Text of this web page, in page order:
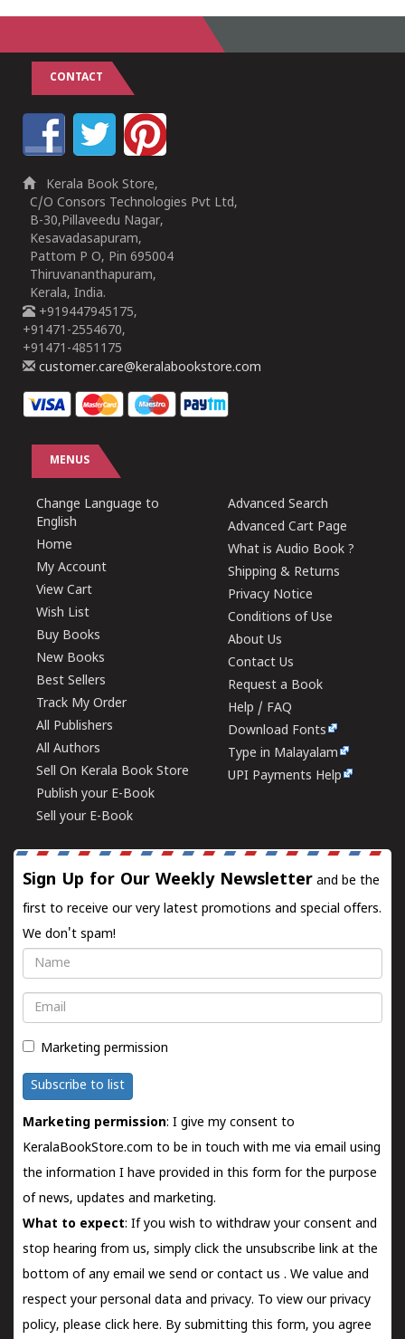
CONTACT
Kerala Book Store,
C/O Consors Technologies Pvt Ltd,
B-30,Pillaveedu Nagar,
Kesavadasapuram,
Pattom P O, Pin 695004
Thiruvananthapuram,
Kerala, India.
+919447945175,
+91471-2554670,
+91471-4851175
customer.care@keralabookstore.com
MENUS
Change Language to
English
Home
My Account
View Cart
Wish List
Buy Books
New Books
Best Sellers
Track My Order
All Publishers
All Authors
Sell On Kerala Book Store
Publish your E-Book
Sell your E-Book
Advanced Search
Advanced Cart Page
What is Audio Book ?
Shipping & Returns
Privacy Notice
Conditions of Use
About Us
Contact Us
Request a Book
Help / FAQ
Download Fonts
Type in Malayalam
UPI Payments Help
Sign Up for Our Weekly Newsletter and be the
first to receive our very latest promotions and special offers.
We don't spam!
Name
Email
Marketing permission
Subscribe to list
Marketing permission: I give my consent to
KeralaBookStore.com to be in touch with me via email using
the information I have provided in this form for the purpose
of news, updates and marketing.
What to expect: If you wish to withdraw your consent and
stop hearing from us, simply click the unsubscribe link at the
bottom of any email we send orcontact us . We value and
respect your personal data and privacy. To view our privacy
policy, please click here. By submitting this form, you agree